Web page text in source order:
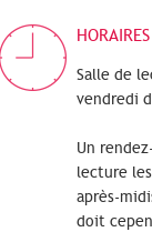
Salle de
vendredi
Un
lecture
après-
doit